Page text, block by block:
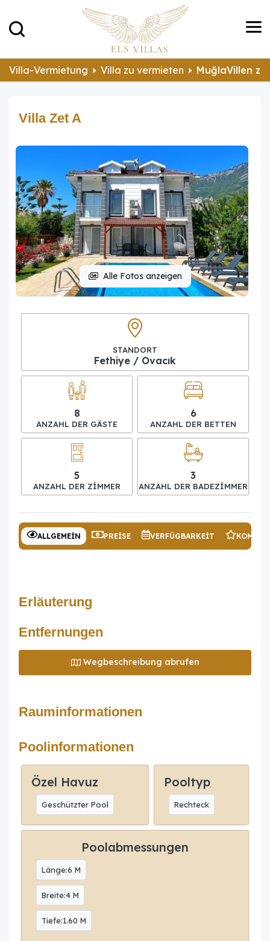
Villa-Vermietung Villa zu vermieten MuğlaVillen
Villa Zet A
Alle Fotos anzeigen
STANDORT
Fethiye / Ovacık
8
ANZAHL DER GÄSTE
6
ANZAHL DER BETTEN
5
ANZAHL DER ZIMMER
3
ANZAHL DER BADEZIMMER
ALLGEMEIN PREISE VERFÜGBARKEIT
Erläuterung
Entfernungen
Wegbeschreibung abrufen
Rauminformationen
Poolinformationen
Özel Havuz
Geschützter Pool
Pooltyp
Rechteck
Poolabmessungen
Länge:6 M
Breite:4 M
Tiefe:1.60 M